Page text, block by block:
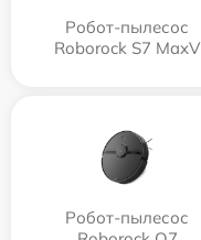
Робот-пылесос
Roborock S7 MaxV
Робот-пылесос